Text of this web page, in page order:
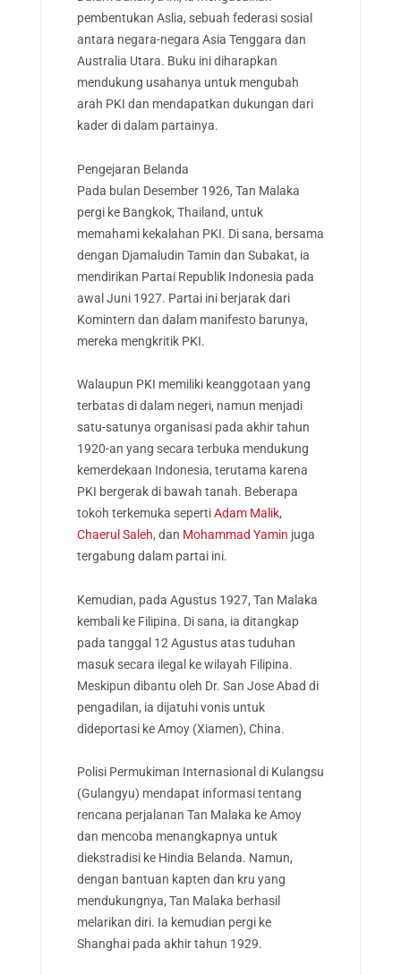
pembentukan Aslia, sebuah federasi sosial
antara negara-negara Asia Tenggara dan
Australia Utara. Buku ini diharapkan
mendukung usahanya untuk mengubah
arah PKI dan mendapatkan dukungan dari
kader di dalam partainya.
Pengejaran Belanda
Pada bulan Desember 1926, Tan Malaka
pergi ke Bangkok, Thailand, untuk
memahami kekalahan PKI. Di sana, bersama
dengan Djamaludin Tamin dan Subakat, ia
mendirikan Partai Republik Indonesia pada
awal Juni 1927. Partai ini berjarak dari
Komintern dan dalam manifesto barunya,
mereka mengkritik PKI.
Walaupun PKI memiliki keanggotaan yang
terbatas di dalam negeri, namun menjadi
satu-satunya organisasi pada akhir tahun
1920-an yang secara terbuka mendukung
kemerdekaan Indonesia, terutama karena
PKI bergerak di bawah tanah. Beberapa
tokoh terkemuka sepertiAdam Malik,
Chaerul Saleh, dan Mohammad Yamin juga
tergabung dalam partai ini.
Kemudian, pada Agustus 1927, Tan Malaka
kembali ke Filipina. Di sana, ia ditangkap
pada tanggal 12 Agustus atas tuduhan
masuk secara ilegal ke wilayah Filipina.
Meskipun dibantu oleh Dr. San Jose Abad di
pengadilan, ia dijatuhi vonis untuk
dideportasi ke Amoy (Xiamen), China.
Polisi Permukiman Internasional di Kulangsu
(Gulangyu) mendapat informasi tentang
rencana perjalanan Tan Malaka ke Amoy
dan mencoba menangkapnya untuk
diekstradisi ke Hindia Belanda. Namun,
dengan bantuan kapten dan kru yang
mendukungnya, Tan Malaka berhasil
melarikan diri. Ia kemudian pergi ke
Shanghai pada akhir tahun 1929.